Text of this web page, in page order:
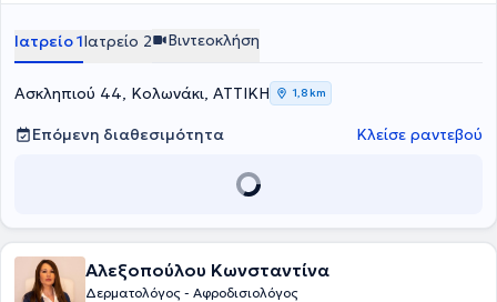
αναγκών κάθε ασθενούς.
Ιατρείο 1Ιατρείο 2 Βιντεοκλήση
Ασκληπιού 44, Κολωνάκι, ΑΤΤΙΚΗ 1,8 km
Επόμενη διαθεσιμότητα Κλείσε ραντεβού
Αλεξοπούλου Κωνσταντίνα
Δερματολόγος - Αφροδισιολόγος